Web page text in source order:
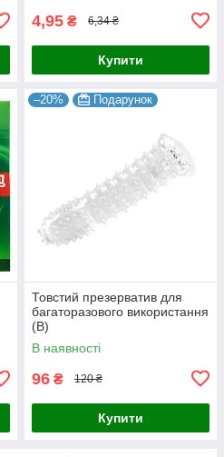
4,95 ₴ 6,34 ₴
Купити
–20% Подарунок
Товстий презерватив для
багаторазового використання
(B)
В наявності
96 ₴ 120 ₴
Купити